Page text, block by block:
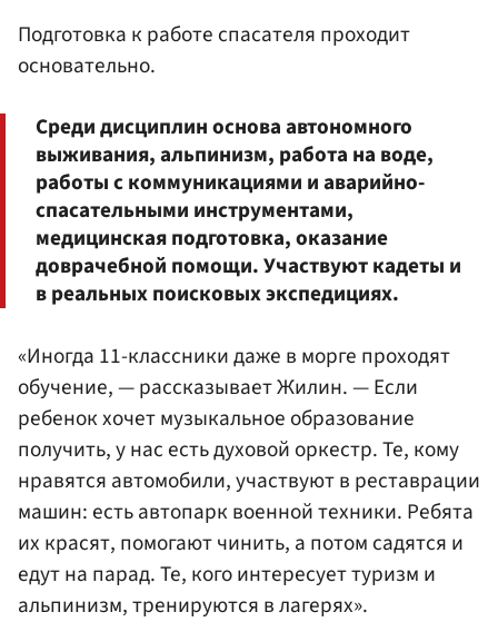
Подготовка к работе спасателя проходит
основательно.
Среди дисциплин основа автономного
выживания, альпинизм, работа на воде,
работы с коммуникациями и аварийно-
спасательными инструментами,
медицинская подготовка, оказание
доврачебной помощи. Участвуют кадеты и
в реальных поисковых экспедициях.
«Иногда 11-классники даже в морге проходят
обучение, — рассказывает Жилин. — Если
ребенок хочет музыкальное образование
получить, у нас есть духовой оркестр. Те, кому
нравятся автомобили, участвуют в реставрации
машин: есть автопарк военной техники. Ребята
их красят, помогают чинить, а потом садятся и
едут на парад. Те, кого интересует туризм и
альпинизм, тренируются в лагерях».